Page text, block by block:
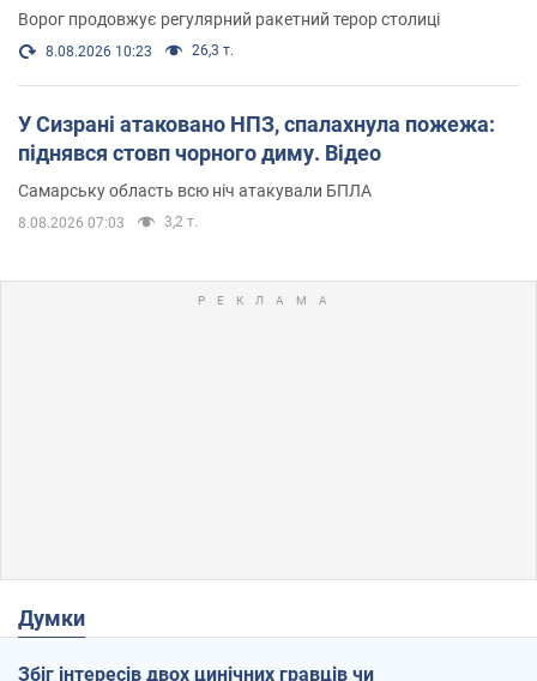
Ворог продовжує регулярний ракетний терор столиці
8.08.2026 10:23 26,3 т.
У Сизрані атаковано НПЗ, спалахнула пожежа:
піднявся стовп чорного диму. Відео
Самарську область всю ніч атакували БПЛА
8.08.2026 07:03 3,2 т.
Думки
Збіг інтересів двох цинічних гравців чи